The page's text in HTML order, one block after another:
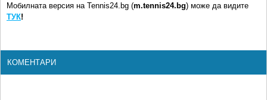
Мобилната версия на Tennis24.bg (m.tennis24.bg) може да видите
ТУК!
КОМЕНТАРИ